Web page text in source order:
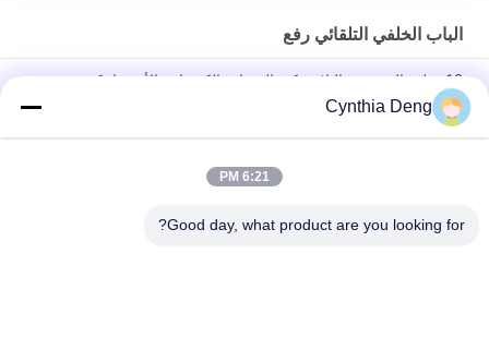
الباب الخلفي التلقائي رفع
12 فولت المعدنية والبلاستيكية الممتازة الكهربائية الأوتوماتيكية رفع
الباب الخلفي مع جهاز استشعار ركل اختياري لتويوتا فرونتلاندر
تحديث صندوق السيارة طاقة فتحة رفع صندوق السيارة لتويوتا تاون Ace
Cynthia Deng
6:21 PM
Good day, what product are you looking for?